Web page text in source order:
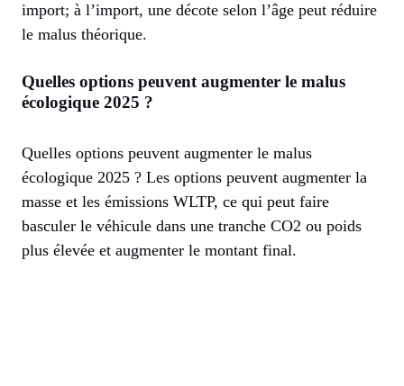
import; à l’import, une décote selon l’âge peut réduire
le malus théorique.
Quelles options peuvent augmenter le malus
écologique 2025 ?
Quelles options peuvent augmenter le malus
écologique 2025 ? Les options peuvent augmenter la
masse et les émissions WLTP, ce qui peut faire
basculer le véhicule dans une tranche CO2 ou poids
plus élevée et augmenter le montant final.